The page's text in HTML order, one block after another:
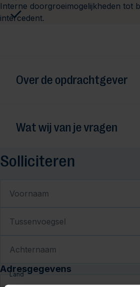
Interne doorgroeimogelijkheden tot
intercedent.
Over de opdrachtgever
Wat wij van je vragen
Solliciteren
Voornaam
Tussenvoegsel
Achternaam
Adresgegevens
Land